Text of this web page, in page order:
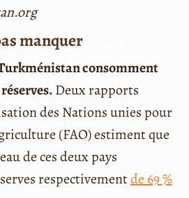
manquer
consomment
Deux rapports
des Nations unies pour
(FAO) estiment que
de ces deux pays
respectivementde 69 %